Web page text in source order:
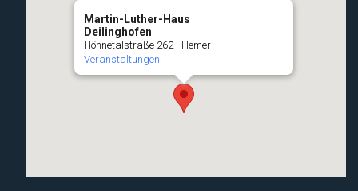
Martin-Luther-Haus
Deilinghofen
Hönnetalstraße 262 - Hemer
Veranstaltungen